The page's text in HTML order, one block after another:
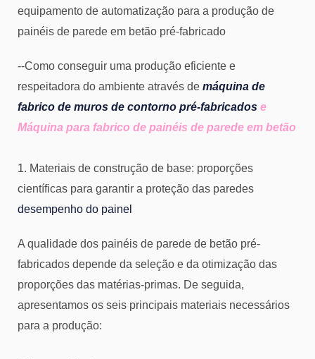
equipamento de automatização para a produção de
painéis de parede em betão pré-fabricado
--Como conseguir uma produção eficiente e
respeitadora do ambiente através de máquina de
fabrico de muros de contorno pré-fabricados e
Máquina para fabrico de painéis de parede em betão
1. Materiais de construção de base: proporções
científicas para garantir a proteção das paredes
desempenho do painel
A qualidade dos painéis de parede de betão pré-
fabricados depende da seleção e da otimização das
proporções das matérias-primas. De seguida,
apresentamos os seis principais materiais necessários
para a produção: